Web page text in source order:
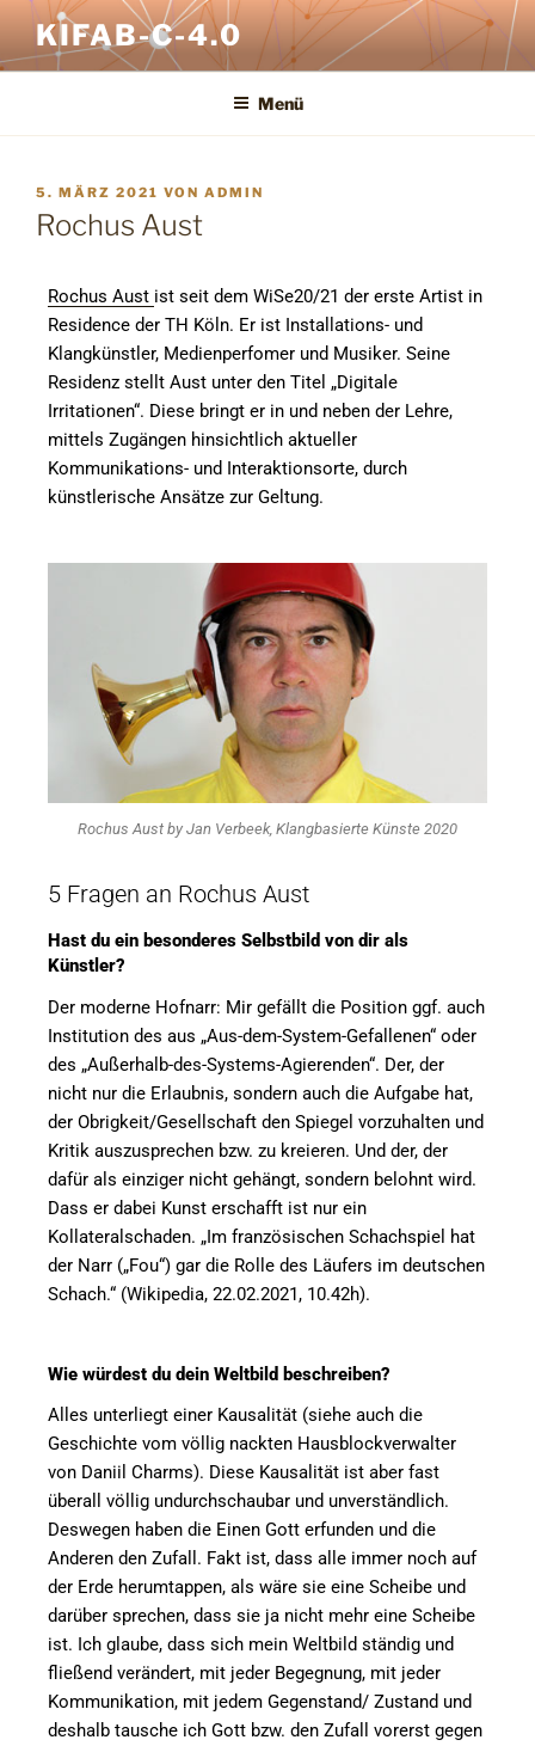
KIFAB-C-4.0
Menü
5. MÄRZ 2021 VON ADMIN
Rochus Aust
Rochus Aust ist seit dem WiSe20/21 der erste Artist in
Residence der TH Köln. Er ist Installations- und
Klangkünstler, Medienperfomer und Musiker. Seine
Residenz stellt Aust unter den Titel „Digitale
Irritationen“. Diese bringt er in und neben der Lehre,
mittels Zugängen hinsichtlich aktueller
Kommunikations- und Interaktionsorte, durch
künstlerische Ansätze zur Geltung.
Rochus Aust by Jan Verbeek, Klangbasierte Künste 2020
5 Fragen an Rochus Aust
Hast du ein besonderes Selbstbild von dir als
Künstler?
Der moderne Hofnarr: Mir gefällt die Position ggf. auch
Institution des aus „Aus-dem-System-Gefallenen“ oder
des „Außerhalb-des-Systems-Agierenden“. Der, der
nicht nur die Erlaubnis, sondern auch die Aufgabe hat,
der Obrigkeit/Gesellschaft den Spiegel vorzuhalten und
Kritik auszusprechen bzw. zu kreieren. Und der, der
dafür als einziger nicht gehängt, sondern belohnt wird.
Dass er dabei Kunst erschafft ist nur ein
Kollateralschaden. „Im französischen Schachspiel hat
der Narr („Fou“) gar die Rolle des Läufers im deutschen
Schach.“ (Wikipedia, 22.02.2021, 10.42h).
Wie würdest du dein Weltbild beschreiben?
Alles unterliegt einer Kausalität (siehe auch die
Geschichte vom völlig nackten Hausblockverwalter
von Daniil Charms). Diese Kausalität ist aber fast
überall völlig undurchschaubar und unverständlich.
Deswegen haben die Einen Gott erfunden und die
Anderen den Zufall. Fakt ist, dass alle immer noch auf
der Erde herumtappen, als wäre sie eine Scheibe und
darüber sprechen, dass sie ja nicht mehr eine Scheibe
ist. Ich glaube, dass sich mein Weltbild ständig und
fließend verändert, mit jeder Begegnung, mit jeder
Kommunikation, mit jedem Gegenstand/ Zustand und
deshalb tausche ich Gott bzw. den Zufall vorerst gegen